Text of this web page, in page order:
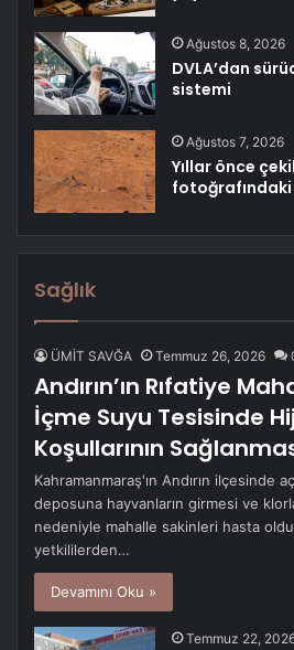
Ağustos 8, 2026
DVLA’dan
sistemi
Ağustos 7, 2026
Yıllar önce
fotoğrafındaki
Sağlık
ÜMİT SAVĞA Temmuz 26, 2026
Andırın’ın Rıfatiye
İçme Suyu Tesisinde
Koşullarının
Kahramanmaraş'ın Andırın ilçesinde
deposuna hayvanların girmesi ve
nedeniyle mahalle sakinleri hasta
yetkililerden…
Devamını Oku »
Temmuz 22,